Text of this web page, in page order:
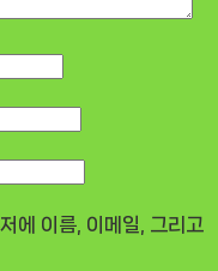
에 이름, 이메일, 그리고